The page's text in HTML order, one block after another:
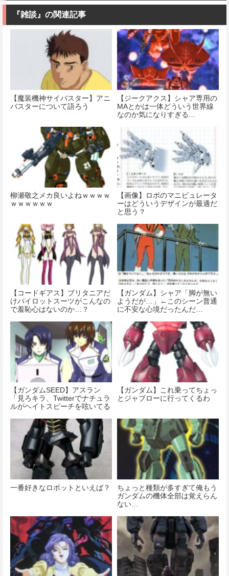
価格：¥2,500
価格：¥1,742
『雑談』の関連記事
【魔装機神サイバスター】アニ
バスターについて語ろう
【ジークアクス】シャア専用の
MAとかは一体どういう世界線
なのか気になりすぎる…
柳瀬敬之メカ良いよねｗｗｗｗ
ｗｗｗｗｗｗ
【画像】ロボのマニピュレータ
ーはどういうデザインが最適だ
と思う？
【コードギアス】ブリタニアだ
けパイロットスーツがこんなの
で羞恥心はないのか…？
【ガンダム】シャア「脚が無い
ようだが…」←このシーン普通
に不安な心境だったんだ…
【ガンダムSEED】アスラン
「見ろキラ、Twitterでナチュラ
ルがヘイトスピーチを呟いてる
【ガンダム】これ乗ってちょっ
とジャブローに行ってくるわ
一番好きなロボットといえば？
ちょっと種類が多すぎて俺もう
ガンダムの機体全部は覚えらん
ない…